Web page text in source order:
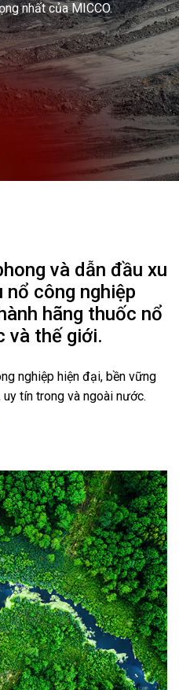
nhất của MICCO.
và dẫn đầu xu
công nghiệp
hãng thuốc nổ
và thế giới.
nghiệp hiện đại, bền vững
tín trong và ngoài nước.